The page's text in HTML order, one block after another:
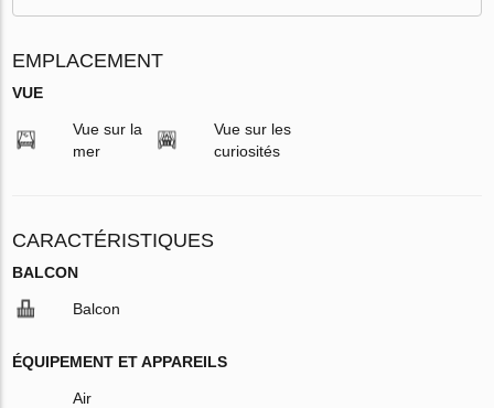
EMPLACEMENT
VUE
Vue sur la
mer
Vue sur les
curiosités
CARACTÉRISTIQUES
BALCON
Balcon
ÉQUIPEMENT ET APPAREILS
Air